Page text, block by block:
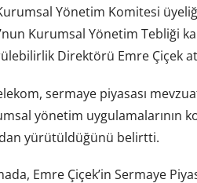
Yönetim Komitesi
Kurumsal Yönetim Tebliği
Direktörü Emre Çiçek
sermaye piyasası
yönetim uygulamalarının
yürütüldüğünü belirtti.
Emre Çiçek’in Sermaye